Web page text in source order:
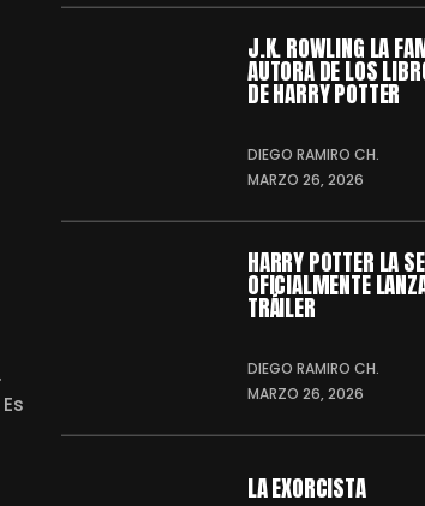
J.K. ROWLING LA
AUTORA DE LOS
DE HARRY POTTER
DIEGO RAMIRO CH.
MARZO 26, 2026
HARRY POTTER LA
OFICIALMENTE
TRÁILER
DIEGO RAMIRO CH.
MARZO 26, 2026
LA EXORCISTA